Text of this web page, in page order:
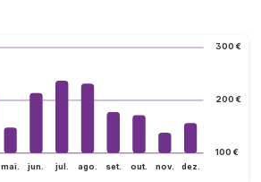
100 €
200 €
300 €
mai. jun. jul. ago. set. out. nov. dez.